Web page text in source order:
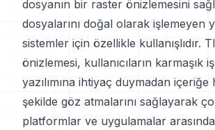
dosyanın bir raster önizlemesini
dosyalarını doğal olarak işlemeyen
sistemler için özellikle kullanışlıdır.
önizlemesi, kullanıcıların karmaşık
yazılımına ihtiyaç duymadan içeriğe
şekilde göz atmalarını sağlayarak
platformlar ve uygulamalar